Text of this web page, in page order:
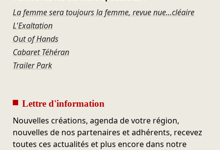
La femme sera toujours la femme, revue nue...cléaire
L'Exaltation
Out of Hands
Cabaret Téhéran
Trailer Park
Lettre d'information
Nouvelles créations, agenda de votre région,
nouvelles de nos partenaires et adhérents, recevez
toutes ces actualités et plus encore dans notre